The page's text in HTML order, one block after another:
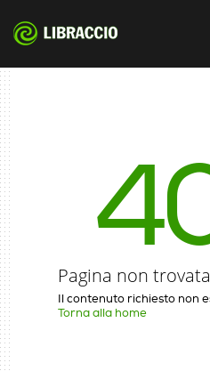
Pagina non trovata
Il contenuto richiesto non
Torna alla home